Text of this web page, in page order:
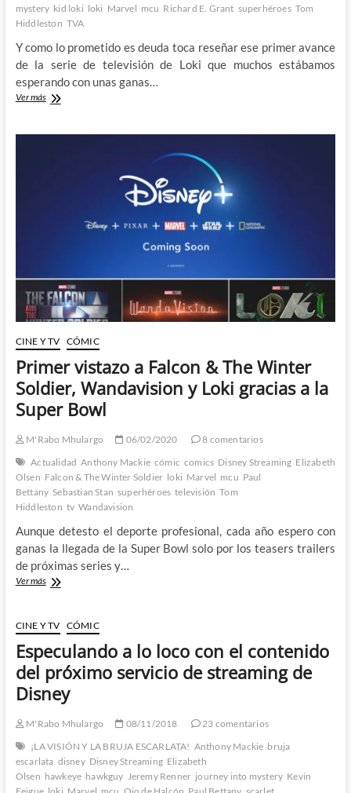
mystery kid loki loki Marvel mcu Richard E. Grant superhéroes Tom
Hiddleston TVA
Y como lo prometido es deuda toca reseñar ese primer avance
de la serie de televisión de Loki que muchos estábamos
esperando con unas ganas…
Ver másDestripamos
teaser
CINE Y TV CÓMIC
Primer vistazo a Falcon & The Winter
Soldier, Wandavision y Loki gracias a la
Super Bowl
M'Rabo Mhulargo 06/02/2020
8 comentarios
Actualidad Anthony Mackie cómic comics Disney Streaming Elizabeth
Olsen Falcon & The Winter Soldier loki Marvel mcu Paul
Bettany Sebastian Stan superhéroes televisión Tom
Hiddleston tv Wandavision
Aunque detesto el deporte profesional, cada año espero con
ganas la llegada de la Super Bowl solo por los teasers trailers
de próximas series y…
Ver másPrimer
Falcon
&
The
Winter
Soldier,
Wandavision
Loki
a
la
Super
CINE Y TV CÓMIC
Especulando a lo loco con el contenido
del próximo servicio de streaming de
Disney
M'Rabo Mhulargo 08/11/2018
23 comentarios
¡LA VISIÓN Y LA BRUJA ESCARLATA! Anthony Mackie bruja
escarlata disney Disney Streaming Elizabeth
Olsen hawkeye hawkguy Jeremy Renner journey into mystery Kevin